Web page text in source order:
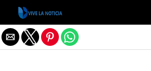
Salir de la versión móvil